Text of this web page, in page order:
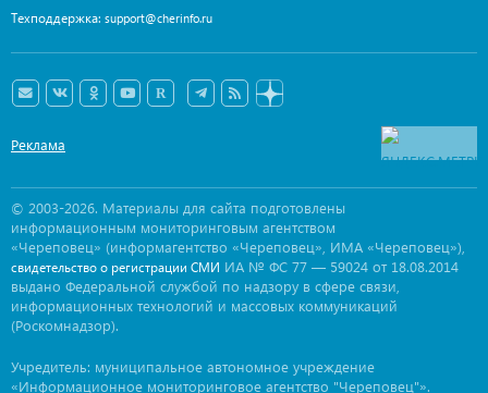
Техподдержка: support@cherinfo.ru
Реклама
© 2003-2026. Материалы для сайта подготовлены
информационным мониторинговым агентством
«Череповец» (информагентство «Череповец», ИМА «Череповец»),
свидетельство о регистрации СМИ ИА № ФС 77 — 59024 от 18.08.2014
выдано Федеральной службой по надзору в сфере связи,
информационных технологий и массовых коммуникаций
(Роскомнадзор).
Учредитель: муниципальное автономное учреждение
«Информационное мониторинговое агентство "Череповец"».